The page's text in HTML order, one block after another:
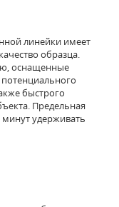
линейки имеет
образца.
оснащенные
потенциального
быстрого
Предельная
минут удерживать